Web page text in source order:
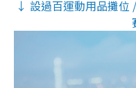
↓ 設過百運動用品攤位